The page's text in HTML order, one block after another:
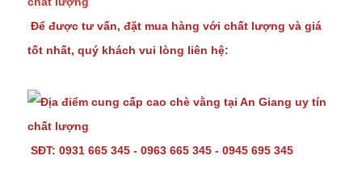
Để được tư vấn, đặt mua hàng với chất lượng và giá
tốt nhất, quý khách vui lòng liên hệ:
SĐT: 0931 665 345 - 0963 665 345 - 0945 695 345